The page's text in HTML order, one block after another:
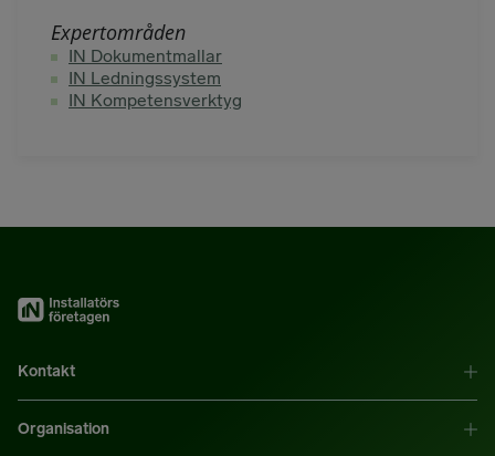
Expertområden
IN Dokumentmallar
IN Ledningssystem
IN Kompetensverktyg
Kontakt
Organisation